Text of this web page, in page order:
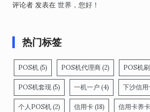
评论者 发表在 世界，您好！
热门标签
POS机(5) POS机代理商(2) POS机
POS机套现(5) 一机一户 (4) 下沙信
个人POS机(2) 信用卡(18) 信用卡养卡